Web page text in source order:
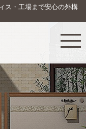
ス・工場まで安心の外構